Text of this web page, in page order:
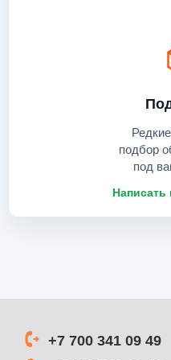
подбор
под
Написать
+7 700 341 09 49